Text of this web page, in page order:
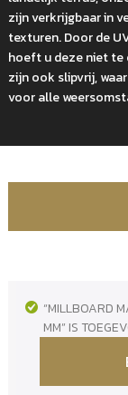
zijn verkrijgbaar in
texturen. Door de
hoeft u deze niet te
zijn ook slipvrij,
voor alle
“MILLBOARD
MM” IS